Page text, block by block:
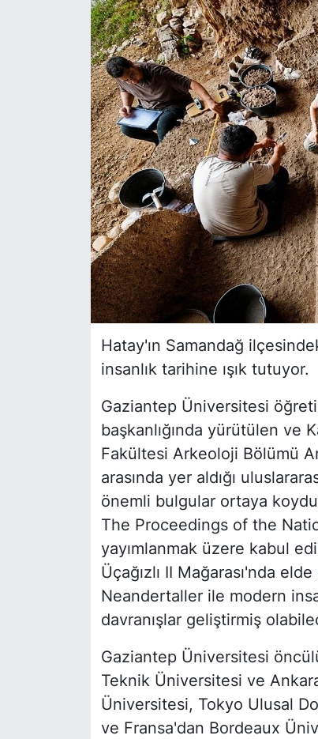
Hatay'ın Samandağ
insanlık tarihine ışık tutuyor.
Gaziantep Üniversitesi
başkanlığında yürütülen ve
Fakültesi Arkeoloji Bölümü
arasında yer aldığı
önemli bulgular ortaya
The Proceedings of the
yayımlanmak üzere kabul
Üçağızlı II Mağarası'nda
Neandertaller ile modern
davranışlar geliştirmiş
Gaziantep Üniversitesi
Teknik Üniversitesi ve
Üniversitesi, Tokyo Ulusal
ve Fransa'dan Bordeaux
Siyaset
YEREL HABER
Haberde insan
Tanıtım